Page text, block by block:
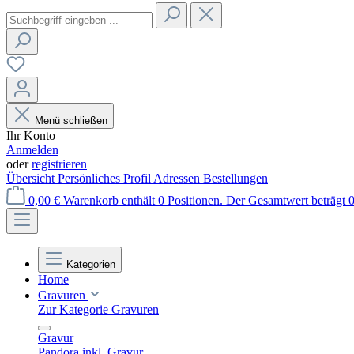
Menü schließen
Ihr Konto
Anmelden
oderregistrieren
ÜbersichtPersönliches ProfilAdressen Bestellungen
0,00 € Warenkorb enthält 0 Positionen. Der Gesamtwert beträgt
Kategorien
Home
Gravuren
Zur Kategorie Gravuren
Gravur